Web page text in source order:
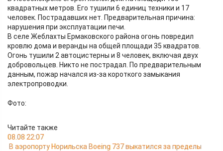
квадратных метров. Его тушили 6 единиц техники и 17
человек. Пострадавших нет. Предварительная причина:
нарушения при эксплуатации печи.
В селе Жеблахты Ермаковского района огонь повредил
кровлю дома и веранды на общей площади 35 квадратов.
Огонь тушили 2 автоцистерны и 8 человек, включая двух
добровольцев. Никто не пострадал. По предварительным
данным, пожар начался из-за короткого замыкания
электропроводки.
Фото:
Читайте также
08.08 22:07
В аэропорту Норильска Boeing 737 выкатился за пределы